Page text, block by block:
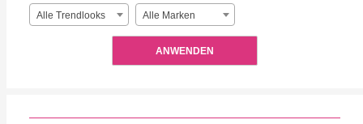
Alle Trendlooks Alle Marken
ANWENDEN